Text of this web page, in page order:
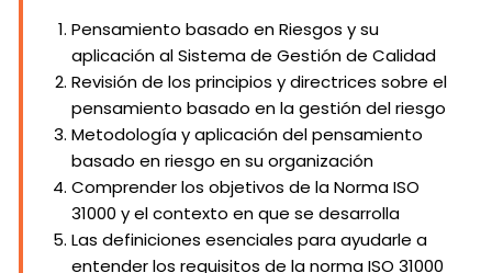
Pensamiento basado en Riesgos y su
aplicación al Sistema de Gestión de Calidad
Revisión de los principios y directrices sobre el
pensamiento basado en la gestión del riesgo
Metodología y aplicación del pensamiento
basado en riesgo en su organización
Comprender los objetivos de la Norma ISO
31000 y el contexto en que se desarrolla
Las definiciones esenciales para ayudarle a
entender los requisitos de la norma ISO 31000